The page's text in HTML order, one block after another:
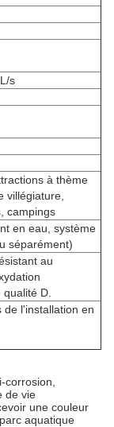
s
à thème
villégiature,
campings
en eau, système
séparément)
au
D.
de l'installation en
de vie
une couleur
aquatique